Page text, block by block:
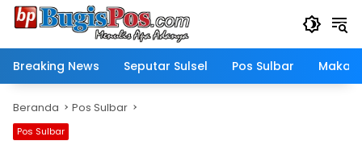
Langsung
Breaking News
Seputar Sulsel Pos Sulbar
Beranda Pos Sulbar
Pos Sulbar